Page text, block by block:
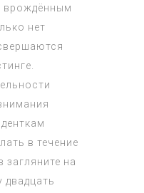
врождённым
нет
в течение
на
двадцать